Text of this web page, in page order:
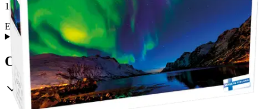
1000 palaa. Valmiin palapelin koko n. 67 x 48 cm.
Ei varoitustekstiä
Ominaisuudet